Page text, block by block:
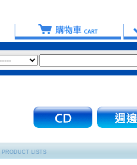
PRODUCT LISTS